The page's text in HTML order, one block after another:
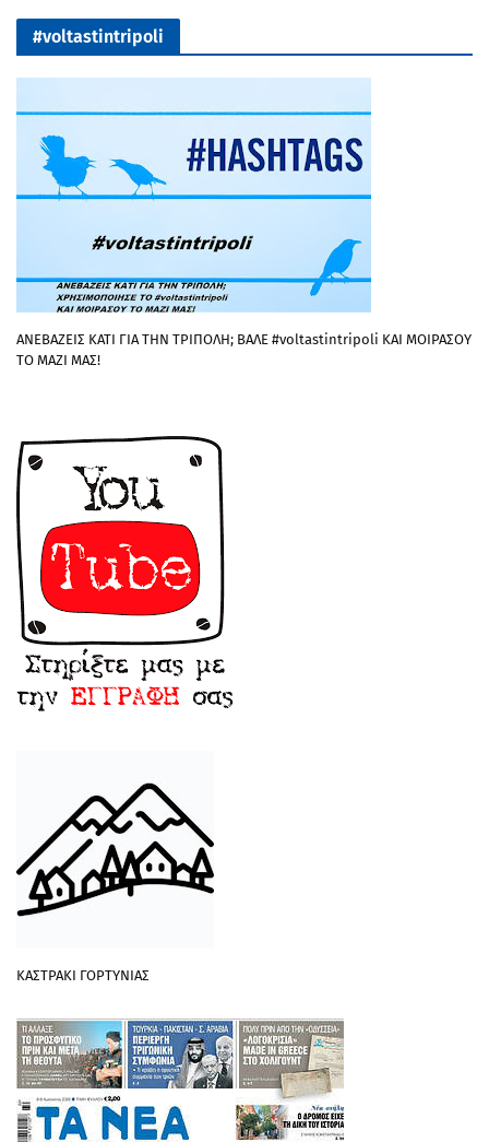
#voltastintripoli
ΑΝΕΒΑΖΕΙΣ ΚΑΤΙ ΓΙΑ ΤΗΝ ΤΡΙΠΟΛΗ; ΒΑΛΕ #voltastintripoli ΚΑΙ ΜΟΙΡΑΣΟΥ
ΤΟ ΜΑΖΙ ΜΑΣ!
ΚΑΣΤΡΑΚΙ ΓΟΡΤΥΝΙΑΣ